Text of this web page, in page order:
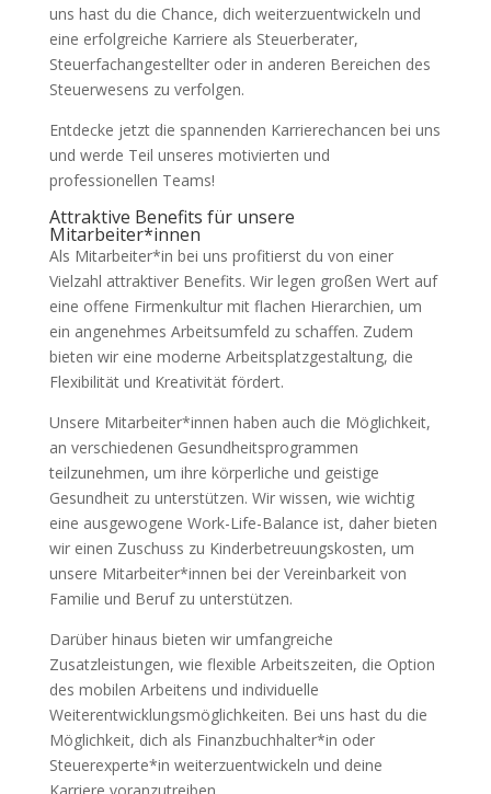
uns hast du die Chance, dich weiterzuentwickeln und
eine erfolgreiche Karriere als Steuerberater,
Steuerfachangestellter oder in anderen Bereichen des
Steuerwesens zu verfolgen.
Entdecke jetzt die spannenden Karrierechancen bei uns
und werde Teil unseres motivierten und
professionellen Teams!
Attraktive Benefits für unsere
Mitarbeiter*innen
Als Mitarbeiter*in bei uns profitierst du von einer
Vielzahl attraktiver Benefits. Wir legen großen Wert auf
eine offene Firmenkultur mit flachen Hierarchien, um
ein angenehmes Arbeitsumfeld zu schaffen. Zudem
bieten wir eine moderne Arbeitsplatzgestaltung, die
Flexibilität und Kreativität fördert.
Unsere Mitarbeiter*innen haben auch die Möglichkeit,
an verschiedenen Gesundheitsprogrammen
teilzunehmen, um ihre körperliche und geistige
Gesundheit zu unterstützen. Wir wissen, wie wichtig
eine ausgewogene Work-Life-Balance ist, daher bieten
wir einen Zuschuss zu Kinderbetreuungskosten, um
unsere Mitarbeiter*innen bei der Vereinbarkeit von
Familie und Beruf zu unterstützen.
Darüber hinaus bieten wir umfangreiche
Zusatzleistungen, wie flexible Arbeitszeiten, die Option
des mobilen Arbeitens und individuelle
Weiterentwicklungsmöglichkeiten. Bei uns hast du die
Möglichkeit, dich als Finanzbuchhalter*in oder
Steuerexperte*in weiterzuentwickeln und deine